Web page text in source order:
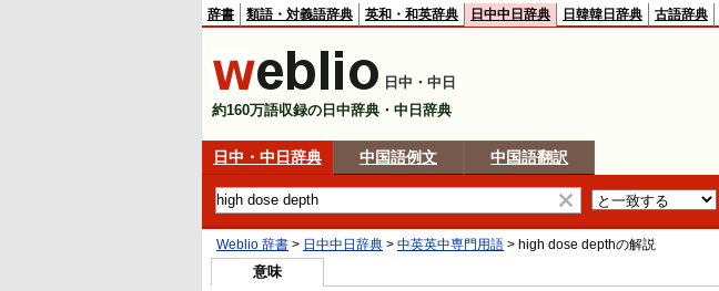
辞書 類語・対義語辞典 英和・和英辞典 日中中日辞典 日韓韓日辞典 古語辞典
日中・中日
約160万語収録の日中辞典・中日辞典
日中・中日辞典 中国語例文 中国語翻訳
Weblio 辞書 > 日中中日辞典 > 中英英中専門用語 > high dose depthの解説
意味